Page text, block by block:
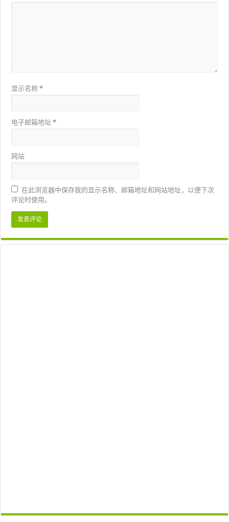
显示名称*
电子邮箱地址*
网站
在此浏览器中保存我的显示名称、邮箱地址和网站地址，以便下次
评论时使用。